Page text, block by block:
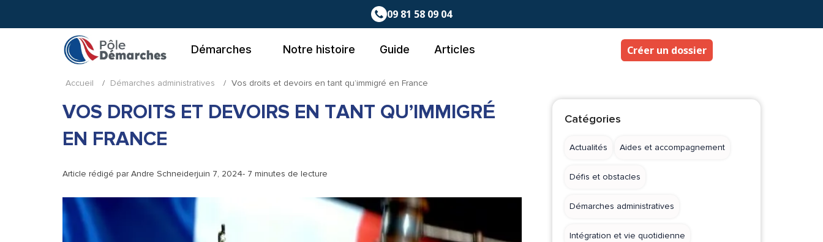
09 81 58 09 04
Démarches Notre histoire Guide Articles Créer un dossier
Accueil / Démarches administratives / Vos droits et devoirs en tant qu’immigré en France
VOS DROITS ET DEVOIRS EN TANT QU’IMMIGRÉ
EN FRANCE
Article rédigé parAndre Schneiderjuin 7, 2024- 7 minutes de lecture
Catégories
Actualités Aides et accompagnement
Défis et obstacles
Démarches administratives
Intégration et vie quotidienne